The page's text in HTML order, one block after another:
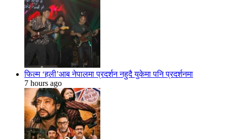
फिल्म ‘हली’आब नेपालमा प्रदर्शन नहुदै युकेमा पनि प्रदर्शनमा
7 hours ago